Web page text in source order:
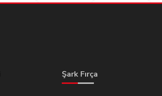
Şark Fırça